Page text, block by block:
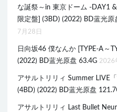
な誕祭～in 東京ドーム -DAY1
限定盤] (3BD) (2022) BD蓝光原
7月28日
日向坂46 僕なんか [TYPE-A～
(2022) BD蓝光原盘 63.4G 2026
アサルトリリィ Summer LIVE「
(4BD) (2022) BD蓝光原盘
アサルトリリィ Last Bullet